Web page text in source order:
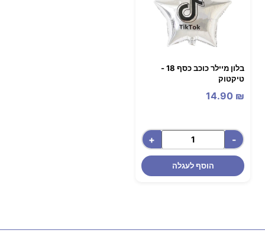
בלון מיילר כוכב כסף 18 -
טיקטוק
14.90 ₪
-
+
הוסף לעגלה